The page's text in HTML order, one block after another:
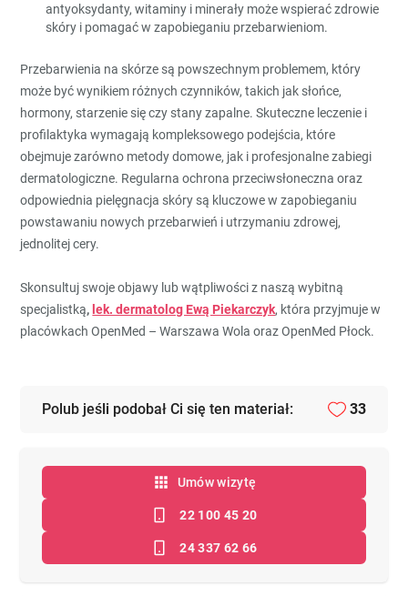
antyoksydanty, witaminy i minerały może wspierać zdrowie
skóry i pomagać w zapobieganiu przebarwieniom.
Przebarwienia na skórze są powszechnym problemem, który
może być wynikiem różnych czynników, takich jak słońce,
hormony, starzenie się czy stany zapalne. Skuteczne leczenie i
profilaktyka wymagają kompleksowego podejścia, które
obejmuje zarówno metody domowe, jak i profesjonalne zabiegi
dermatologiczne. Regularna ochrona przeciwsłoneczna oraz
odpowiednia pielęgnacja skóry są kluczowe w zapobieganiu
powstawaniu nowych przebarwień i utrzymaniu zdrowej,
jednolitej cery.
Skonsultuj swoje objawy lub wątpliwości z naszą wybitną
specjalistką, lek. dermatolog Ewą Piekarczyk, która przyjmuje w
placówkach OpenMed – Warszawa Wola oraz OpenMed Płock.
Polub jeśli podobał Ci się ten materiał: 33
Umów wizytę
22 100 45 20
24 337 62 66